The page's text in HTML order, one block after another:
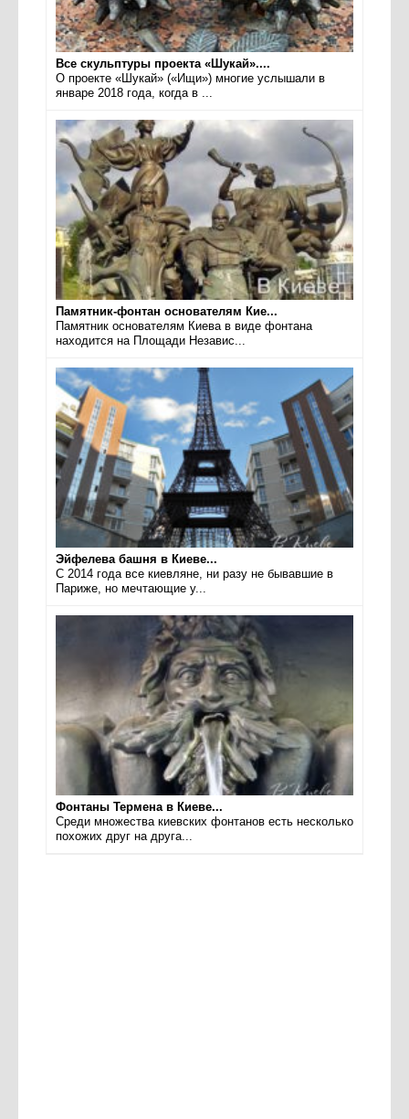
Все скульптуры проекта «Шукай»....
О проекте «Шукай» («Ищи») многие услышали в
январе 2018 года, когда в ...
Памятник-фонтан основателям Кие...
Памятник основателям Киева в виде фонтана
находится на Площади Независ...
Эйфелева башня в Киеве...
С 2014 года все киевляне, ни разу не бывавшие в
Париже, но мечтающие у...
Фонтаны Термена в Киеве...
Среди множества киевских фонтанов есть несколько
похожих друг на друга...